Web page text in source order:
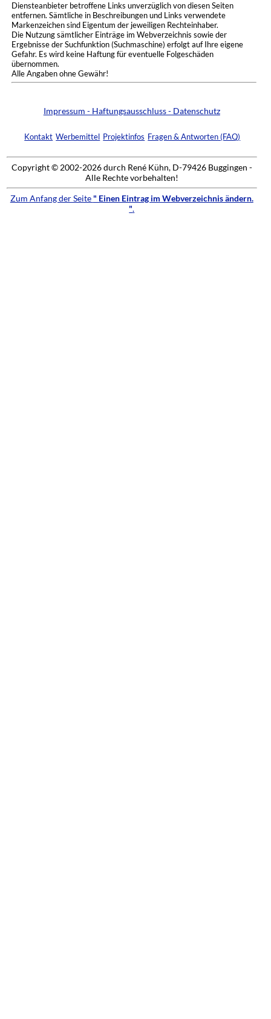
Diensteanbieter betroffene Links unverzüglich von diesen Seiten
entfernen. Sämtliche in Beschreibungen und Links verwendete
Markenzeichen sind Eigentum der jeweiligen Rechteinhaber.
Die Nutzung sämtlicher Einträge im Webverzeichnis sowie der
Ergebnisse der Suchfunktion (Suchmaschine) erfolgt auf Ihre eigene
Gefahr. Es wird keine Haftung für eventuelle Folgeschäden
übernommen.
Alle Angaben ohne Gewähr!
Impressum - Haftungsausschluss - Datenschutz
Kontakt Werbemittel Projektinfos Fragen & Antworten (FAQ)
Copyright © 2002-2026 durch René Kühn, D-79426 Buggingen -
Alle Rechte vorbehalten!
Zum Anfang der Seite " Einen Eintrag im Webverzeichnis ändern.
".